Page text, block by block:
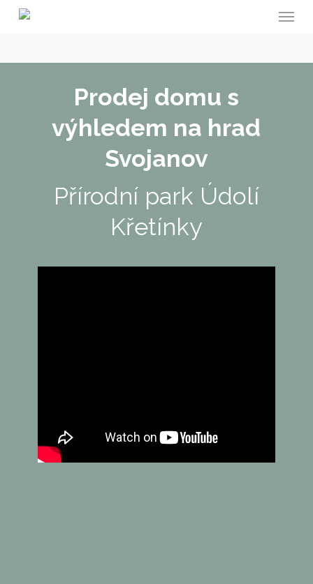
content
Menu
Prodej domu s
výhledem na hrad
Svojanov
Přírodní park Údolí
Křetínky